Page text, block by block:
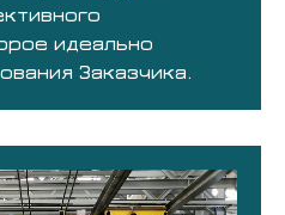
идеально
Заказчика.